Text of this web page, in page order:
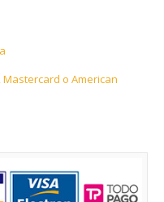
o American